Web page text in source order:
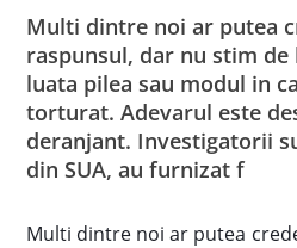
Multi dintre noi ar putea
raspunsul, dar nu stim de
luata pilea sau modul in
torturat. Adevarul este
deranjant. Investigatorii
din SUA, au furnizat f
Multi dintre noi ar putea